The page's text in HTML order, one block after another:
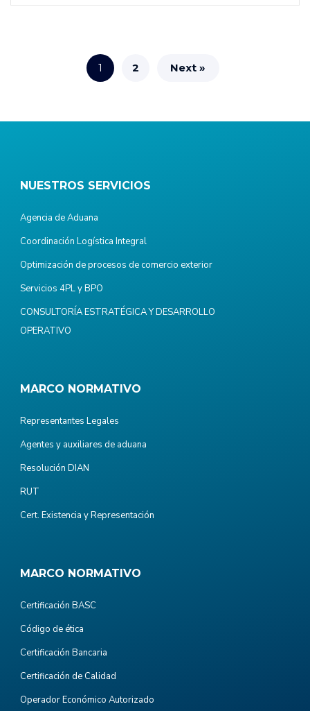
1 2 Next »
NUESTROS SERVICIOS
Agencia de Aduana
Coordinación Logística Integral
Optimización de procesos de comercio exterior
Servicios 4PL y BPO
CONSULTORÍA ESTRATÉGICA Y DESARROLLO
OPERATIVO
MARCO NORMATIVO
Representantes Legales
Agentes y auxiliares de aduana
Resolución DIAN
RUT
Cert. Existencia y Representación
MARCO NORMATIVO
Certificación BASC
Código de ética
Certificación Bancaria
Certificación de Calidad
Operador Económico Autorizado